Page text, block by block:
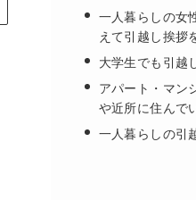
一人暮らしの女
えて引越し挨拶
大学生でも引越
アパート・マン
や近所に住んで
一人暮らしの引